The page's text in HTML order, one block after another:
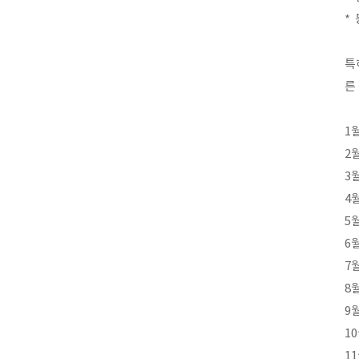
*
특
른
1
2
3
4
5
6
7
8
9